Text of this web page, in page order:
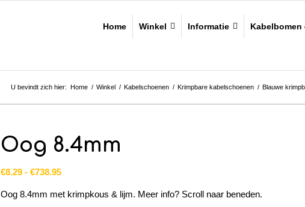
Home Winkel Informatie Kabelbomen
U bevindt zich hier: Home / Winkel / Kabelschoenen / Krimpbare kabelschoenen / Blauwe
Oog 8.4mm
€8.29 - €738.95Prijsklasse:
tot
Oog 8.4mm met krimpkous & lijm. Meer info? Scroll naar beneden.